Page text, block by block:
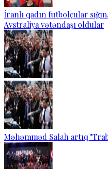
İranlı qadın futbolçular
Avstraliya vətəndaşı oldular
Məhəmməd Salah artıq